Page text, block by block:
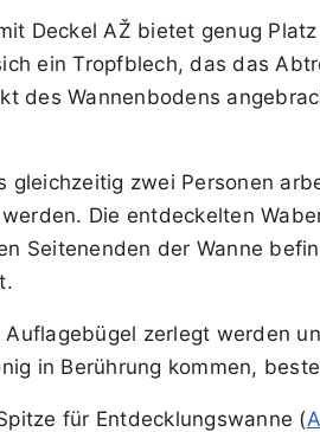
Deckel AŽ bietet genug
ein Tropfblech, das das
des Wannenbodens
gleichzeitig zwei Personen
Die entdeckelten
Seitenenden der Wanne
zerlegt werden
in Berührung kommen,
für Entdecklungswanne (